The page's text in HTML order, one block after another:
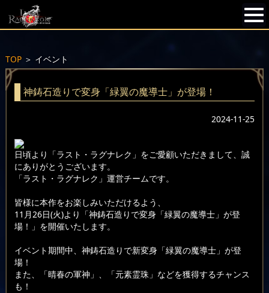
TOP＞ イベント
神鋳石造りで変身「緑翼の魔導士」が登場！
2024-11-25
日頃より「ラスト・ラグナレク」をご愛顧いただきまして、誠
にありがとうございます。
「ラスト・ラグナレク」運営チームです。
皆様に本作をお楽しみいただけるよう、
11月26日(火)より「神鋳石造りで変身「緑翼の魔導士」が登
場！」を開催いたします。
イベント期間中、神鋳石造りで新変身「緑翼の魔導士」が登
場！
また、「晴春の軍神」、「元素霊珠」などを獲得するチャンス
も！